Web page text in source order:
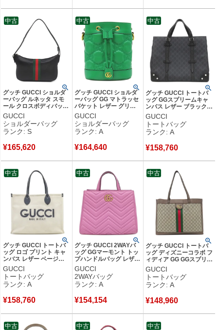
グッチ GUCCI ショルダ
ーバッグ ルネッタ スモ
ール クロスボディバッグ
レザー ソフトレザー ブ
ラック シルバー金具 黒
ウェブストライプ ヴィン
テージ風 863406 【保存
品
GUCCI
ショルダーバッグ
ランク: S
¥165,620
中古
グッチ GUCCI ショルダ
ーバッグ GG マトラッセ
バケット レザー グリー
ン ゴールド金具 緑 巾着
728231 【保存袋】 【中
古】中古美品
GUCCI
ショルダーバッグ
ランク: A
¥164,640
中古
グッチ GUCCI トートバ
ッグ GGスプリームキャ
ンバス レザー ブラック
シルバー金具 PVCキャン
バス 626356 【中古】中
古美品
GUCCI
トートバッグ
ランク: A
¥158,760
中古
グッチ GUCCI トートバ
ッグ ロゴ プリント キャ
ンバス レザー ベージュ×
ネイビー シルバー金具
肩掛け ショルダー 白 紺
772176 【中古】中古美
品
GUCCI
トートバッグ
ランク: A
¥158,760
中古
グッチ GUCCI 2WAYバ
ッグ GGマーモント トッ
プハンドルバッグ レザー
CANDY MOUS ヴィンテ
ージ金具 ハンドバッグ
ショルダー トート
448054 【中古】中古美
GUCCI
2WAYバッグ
ランク: A
¥154,154
中古
グッチ GUCCI トートバ
ッグ ディズニーコラボ フ
ィディア GG GGスプリー
ムキャンバス レザー ベー
ジュ×ブラウン ゴールド
金具 三匹の子ブタ
547947 【中古】中古美
GUCCI
トートバッグ
ランク: A
¥148,960
中古
中古 中古 中古